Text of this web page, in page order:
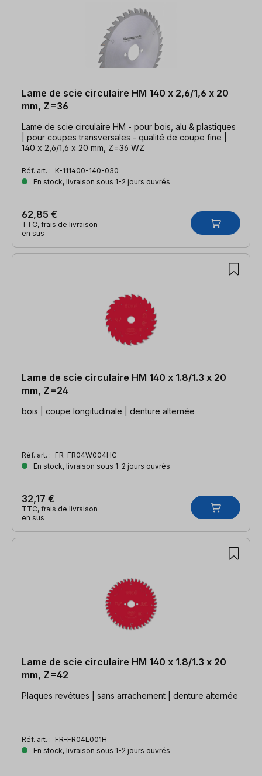
Lame de scie circulaire HM 140 x 2,6/1,6 x 20
mm, Z=36
Lame de scie circulaire HM - pour bois, alu & plastiques
| pour coupes transversales - qualité de coupe fine |
140 x 2,6/1,6 x 20 mm, Z=36 WZ
Réf. art. : K-111400-140-030
En stock, livraison sous 1-2 jours ouvrés
62,85 €
TTC, frais de livraison
en sus
Lame de scie circulaire HM 140 x 1.8/1.3 x 20
mm, Z=24
bois | coupe longitudinale | denture alternée
Réf. art. : FR-FR04W004HC
En stock, livraison sous 1-2 jours ouvrés
32,17 €
TTC, frais de livraison
en sus
Lame de scie circulaire HM 140 x 1.8/1.3 x 20
mm, Z=42
Plaques revêtues | sans arrachement | denture alternée
Réf. art. : FR-FR04L001H
En stock, livraison sous 1-2 jours ouvrés